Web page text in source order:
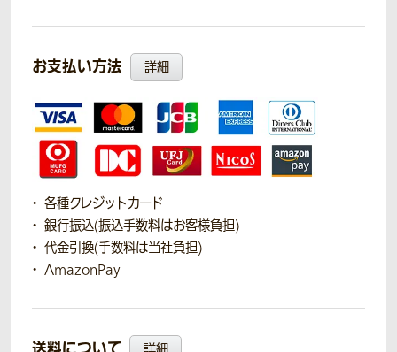
お支払い方法 詳細
各種クレジットカード
銀行振込(振込手数料はお客様負担)
代金引換(手数料は当社負担)
AmazonPay